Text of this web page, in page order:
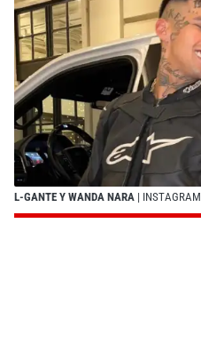
L-GANTE Y WANDA NARA | INSTAGRAM